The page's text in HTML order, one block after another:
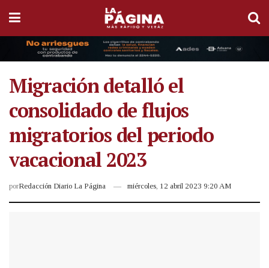
Migración detalló el
consolidado de flujos
migratorios del periodo
vacacional 2023
porRedacción Diario La Página miércoles, 12 abril 2023 9:20 AM